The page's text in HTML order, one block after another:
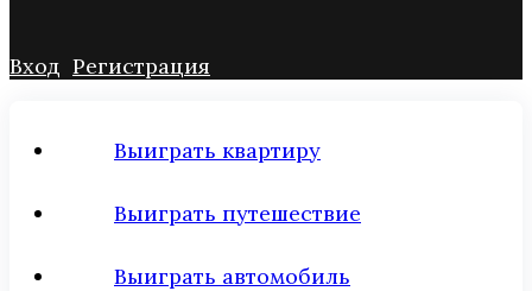
Вход Регистрация
Выиграть квартиру
Выиграть путешествие
Выиграть автомобиль